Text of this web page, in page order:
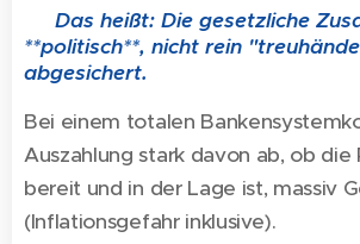
💡 Das heißt: Die gesetzliche
**politisch**, nicht rein
abgesichert.
Bei einem totalen
Auszahlung stark davon ab, ob die
bereit und in der Lage ist, massiv
(Inflationsgefahr inklusive).